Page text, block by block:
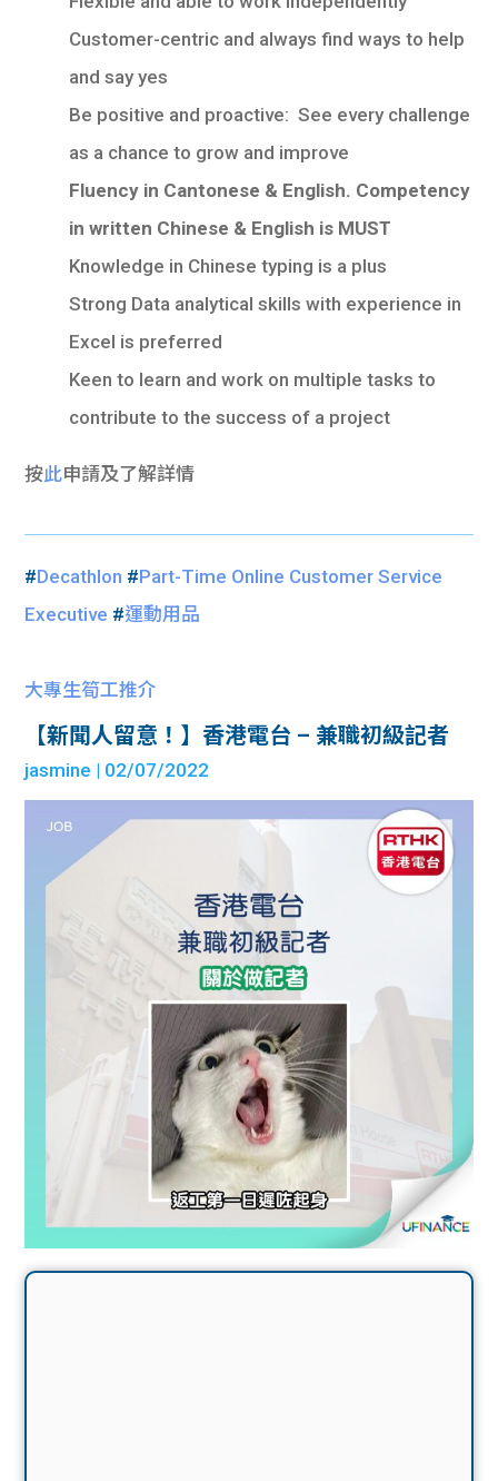
Customer-centric and always find ways to help
and say yes
Be positive and proactive: See every challenge
as a chance to grow and improve
Fluency in Cantonese & English. Competency
in written Chinese & English is MUST
Knowledge in Chinese typing is a plus
Strong Data analytical skills with experience in
Excel is preferred
Keen to learn and work on multiple tasks to
contribute to the success of a project
按此申請及了解詳情
#Decathlon #Part-Time Online Customer Service
Executive #運動用品
大專生筍工推介
【新聞人留意！】香港電台 – 兼職初級記者
jasmine | 02/07/2022